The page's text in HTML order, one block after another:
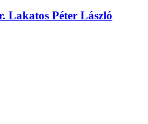
Lakatos Péter László